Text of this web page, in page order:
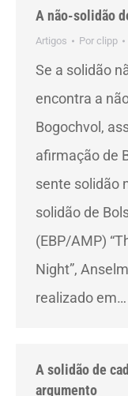
A não-solidão
Artigos Por clipp
Se a solidão
encontra a
Bogochvol,
afirmação de
sente solidão
solidão de
(EBP/AMP)
Night”,
realizado em…
A solidão de
argumento